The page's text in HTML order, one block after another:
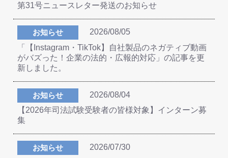
第31号ニュースレター発送のお知らせ
お知らせ
2026/08/05
「【Instagram・TikTok】自社製品のネガティブ動画
がバズった！企業の法的・広報的対応」の記事を更
新しました。
お知らせ
2026/08/04
【2026年司法試験受験者の皆様対象】インターン募
集
お知らせ
2026/07/30